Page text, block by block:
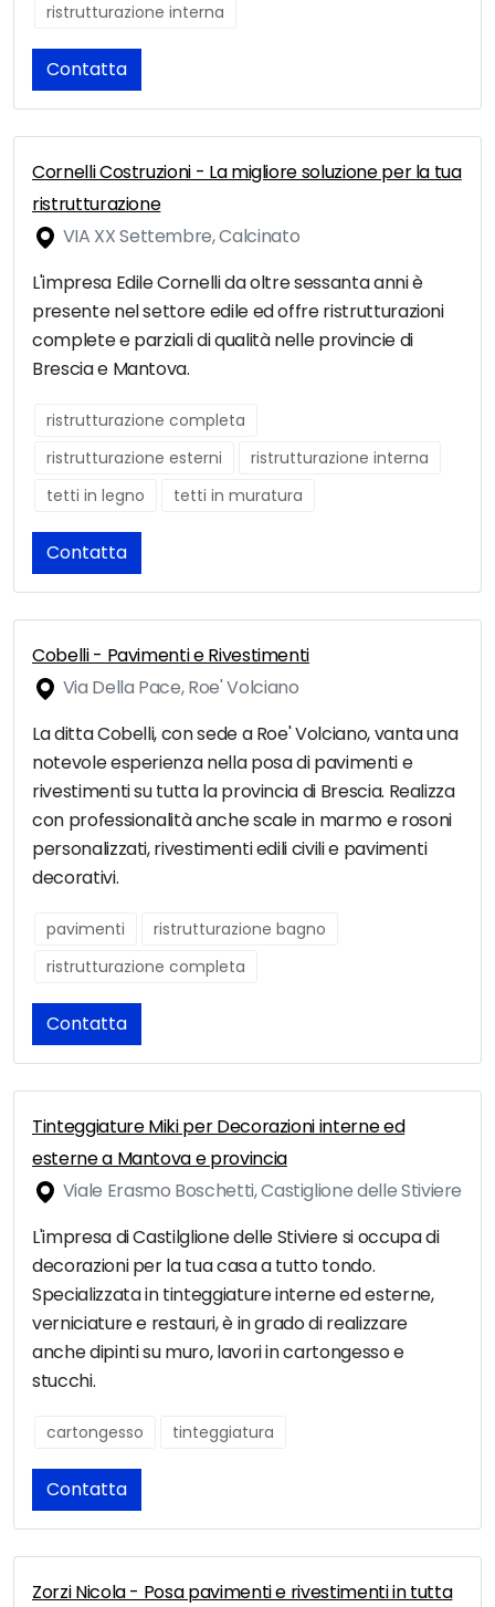
ristrutturazione interna
Contatta
Cornelli Costruzioni - La migliore soluzione per la tua
ristrutturazione
VIA XX Settembre, Calcinato
L'impresa Edile Cornelli da oltre sessanta anni è
presente nel settore edile ed offre ristrutturazioni
complete e parziali di qualità nelle provincie di
Brescia e Mantova.
ristrutturazione completa
ristrutturazione esterni
ristrutturazione interna
tetti in legno
tetti in muratura
Contatta
Cobelli - Pavimenti e Rivestimenti
Via Della Pace, Roe' Volciano
La ditta Cobelli, con sede a Roe' Volciano, vanta una
notevole esperienza nella posa di pavimenti e
rivestimenti su tutta la provincia di Brescia. Realizza
con professionalità anche scale in marmo e rosoni
personalizzati, rivestimenti edili civili e pavimenti
decorativi.
pavimenti
ristrutturazione bagno
ristrutturazione completa
Contatta
Tinteggiature Miki per Decorazioni interne ed
esterne a Mantova e provincia
Viale Erasmo Boschetti, Castiglione delle Stiviere
L'impresa di Castilglione delle Stiviere si occupa di
decorazioni per la tua casa a tutto tondo.
Specializzata in tinteggiature interne ed esterne,
verniciature e restauri, è in grado di realizzare
anche dipinti su muro, lavori in cartongesso e
stucchi.
cartongesso tinteggiatura
Contatta
Zorzi Nicola - Posa pavimenti e rivestimenti in tutta